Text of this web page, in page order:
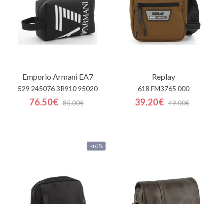
Emporio Armani EA7
529 245076 3R910 95020
76.50€ 85.00€
Replay
618 FM3765 000
39.20€ 49.00€
-10%